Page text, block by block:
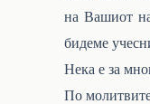
на Вашиот
бидеме
Нека е за
По